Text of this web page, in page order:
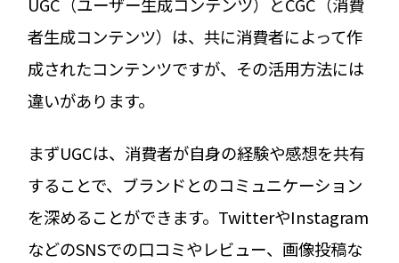
UGC（ユーザー生成コンテンツ）とCGC（消費
者生成コンテンツ）は、共に消費者によって作
成されたコンテンツですが、その活用方法には
違いがあります。
まずUGCは、消費者が自身の経験や感想を共有
することで、ブランドとのコミュニケーション
を深めることができます。TwitterやInstagram
などのSNSでの口コミやレビュー、画像投稿な